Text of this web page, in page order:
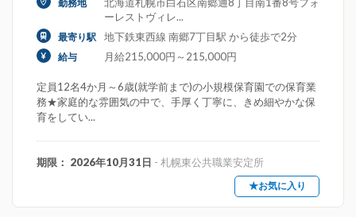
勤務地
ーレストヴィレ...
最寄り駅 地下鉄東西線 南郷7丁目駅 から徒歩で2分
給与 月給215,000円～215,000円
定員12名4か月～6歳(就学前まで)の小規模保育園での保育業
務★家庭的な雰囲気の中で、手厚く丁寧に、きめ細やかな保
育をしてい...
期限： 2026年10月31日 - 札幌東公共職業安定所
★お気に入り